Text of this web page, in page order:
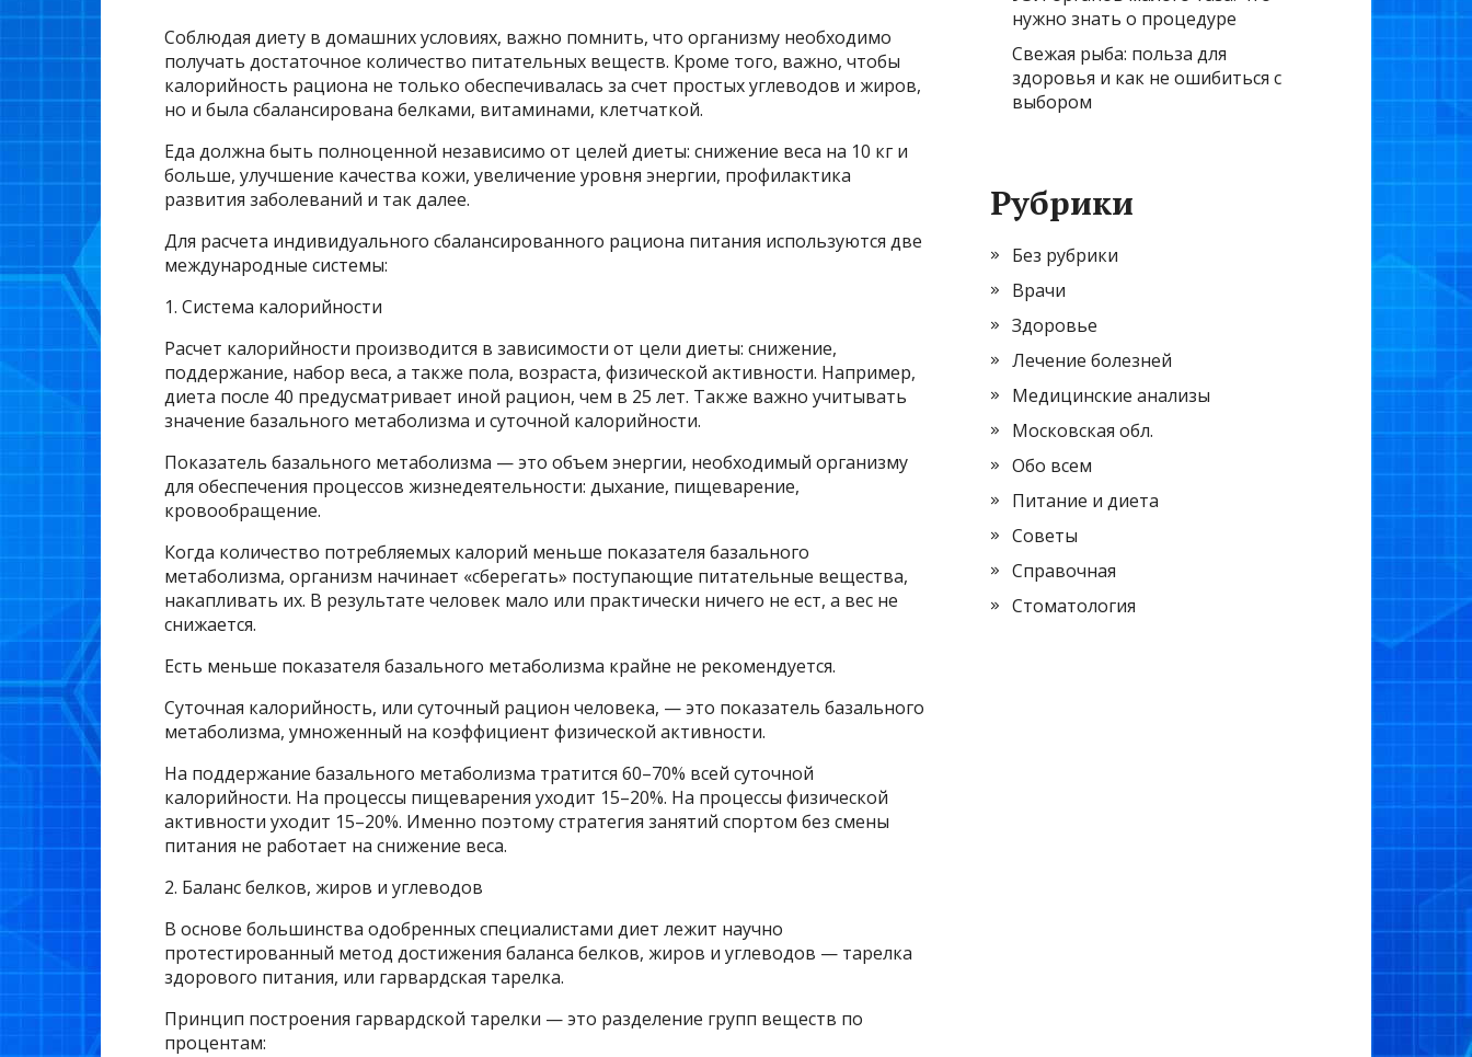
Соблюдая диету в домашних условиях, важно помнить, что организму необходимо
получать достаточное количество питательных веществ. Кроме того, важно, чтобы
калорийность рациона не только обеспечивалась за счет простых углеводов и жиров,
но и была сбалансирована белками, витаминами, клетчаткой.
Еда должна быть полноценной независимо от целей диеты: снижение веса на 10 кг и
больше, улучшение качества кожи, увеличение уровня энергии, профилактика
развития заболеваний и так далее.
Для расчета индивидуального сбалансированного рациона питания используются две
международные системы:
1. Система калорийности
Расчет калорийности производится в зависимости от цели диеты: снижение,
поддержание, набор веса, а также пола, возраста, физической активности. Например,
диета после 40 предусматривает иной рацион, чем в 25 лет. Также важно учитывать
значение базального метаболизма и суточной калорийности.
Показатель базального метаболизма — это объем энергии, необходимый организму
для обеспечения процессов жизнедеятельности: дыхание, пищеварение,
кровообращение.
Когда количество потребляемых калорий меньше показателя базального
метаболизма, организм начинает «сберегать» поступающие питательные вещества,
накапливать их. В результате человек мало или практически ничего не ест, а вес не
снижается.
Есть меньше показателя базального метаболизма крайне не рекомендуется.
Суточная калорийность, или суточный рацион человека, — это показатель базального
метаболизма, умноженный на коэффициент физической активности.
На поддержание базального метаболизма тратится 60–70% всей суточной
калорийности. На процессы пищеварения уходит 15–20%. На процессы физической
активности уходит 15–20%. Именно поэтому стратегия занятий спортом без смены
питания не работает на снижение веса.
2. Баланс белков, жиров и углеводов
В основе большинства одобренных специалистами диет лежит научно
протестированный метод достижения баланса белков, жиров и углеводов — тарелка
здорового питания, или гарвардская тарелка.
Принцип построения гарвардской тарелки — это разделение групп веществ по
процентам:
нужно знать о процедуре
Свежая рыба: польза для
здоровья и как не ошибиться с
выбором
Рубрики
Без рубрики
Врачи
Здоровье
Лечение болезней
Медицинские анализы
Московская обл.
Обо всем
Питание и диета
Советы
Справочная
Стоматология